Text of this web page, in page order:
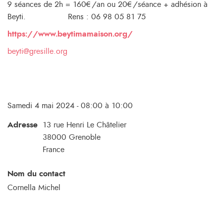
9 séances de 2h = 160€/an ou 20€/séance + adhésion à
Beyti. Rens : 06 98 05 81 75
https://www.beytimamaison.org/
beyti@gresille.org
Samedi 4 mai 2024 - 08:00 à 10:00
Adresse
13 rue Henri Le Châtelier
38000 Grenoble
France
Nom du contact
Cornella Michel